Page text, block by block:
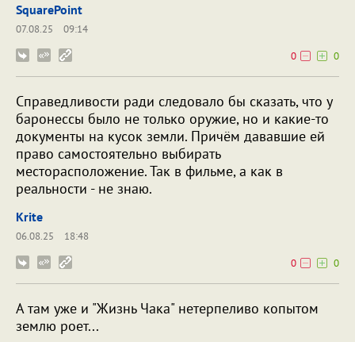
SquarePoint
07.08.25
09:14
0
0
Справедливости ради следовало бы сказать, что у
баронессы было не только оружие, но и какие-то
документы на кусок земли. Причём дававшие ей
право самостоятельно выбирать
месторасположение. Так в фильме, а как в
реальности - не знаю.
Krite
06.08.25
18:48
0
0
А там уже и "Жизнь Чака" нетерпеливо копытом
землю роет...